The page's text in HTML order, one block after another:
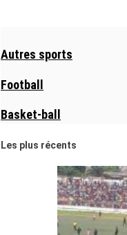
Autres sports
Football
Basket-ball
Les plus récents